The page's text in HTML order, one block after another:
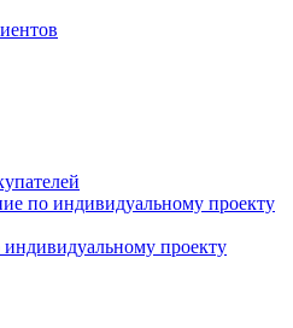
по индивидуальному проекту
проекту